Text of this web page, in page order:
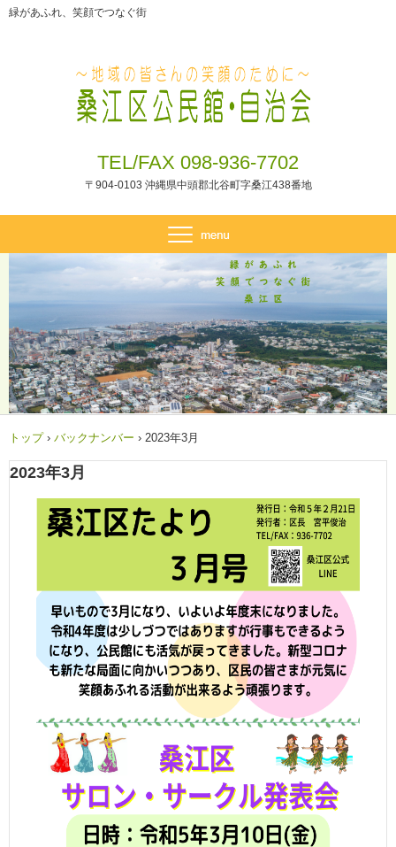
緑があふれ、笑顔でつなぐ街
TEL/FAX 098-936-7702
〒904-0103 沖縄県中頭郡北谷町字桑江438番地
トップ › バックナンバー › 2023年3月
2023年3月